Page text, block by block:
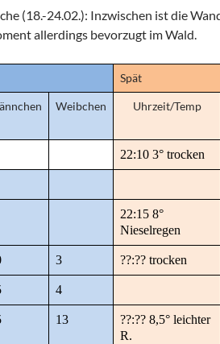
(18.-24.02.): Inzwischen ist die
allerdings bevorzugt im Wald.
Spät
Weibchen Uhrzeit/Temp
22:10 3° trocken
22:15 8°
Nieselregen
3 ??:?? trocken
4
13
??:?? 8,5° leichter
R.